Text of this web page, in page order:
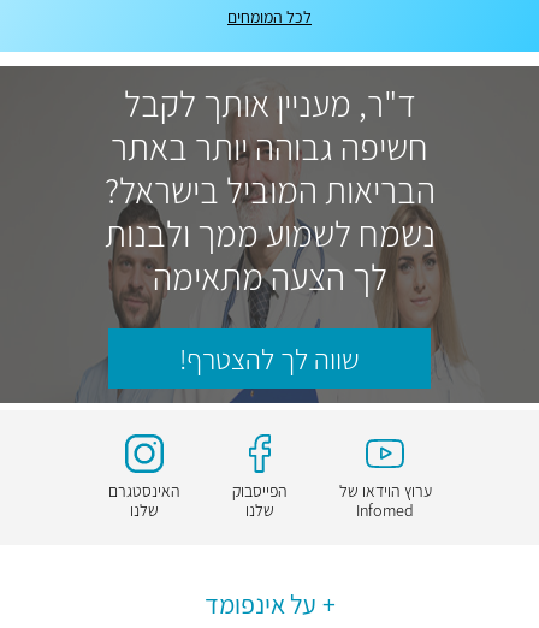
לכל המומחים
ד"ר, מעניין אותך לקבל
חשיפה גבוהה יותר באתר
הבריאות המוביל בישראל?
נשמח לשמוע ממך ולבנות
לך הצעה מתאימה
שווה לך להצטרף!
ערוץ הוידאו של
Infomed
הפייסבוק
שלנו
האינסטגרם
שלנו
על אינפומד